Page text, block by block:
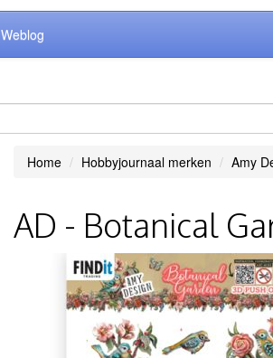
Weblog
Home Hobbyjournaal merken Amy
AD - Botanical